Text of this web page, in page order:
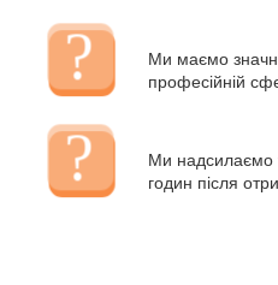
Ми маємо
професійній
Ми надсилаємо
годин після